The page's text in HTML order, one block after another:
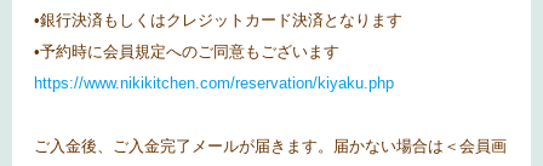
•銀行決済もしくはクレジットカード決済となります
•予約時に会員規定へのご同意もございます
https://www.nikikitchen.com/reservation/kiyaku.php
ご入金後、ご入金完了メールが届きます。届かない場合は＜会員画